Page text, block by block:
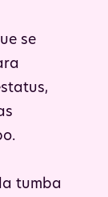
se
tumba